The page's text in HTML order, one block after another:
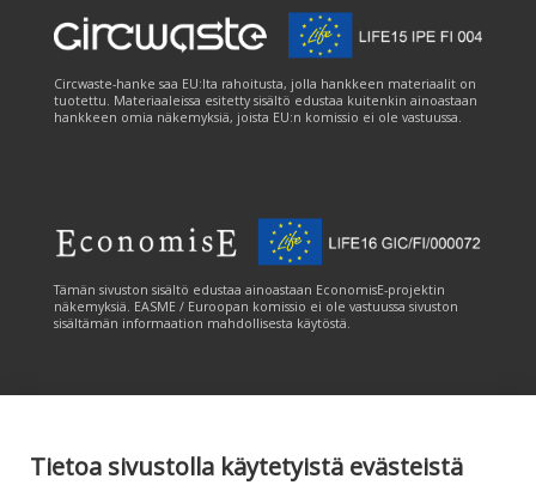
Tietoa sivustolla käytetyistä evästeistä
Circwaste-hanke saa EU:lta rahoitusta, jolla hankkeen materiaalit on
tuotettu. Materiaaleissa esitetty sisältö edustaa kuitenkin ainoastaan
hankkeen omia näkemyksiä, joista EU:n komissio ei ole vastuussa.
Tämän sivuston sisältö edustaa ainoastaan EconomisE-projektin
näkemyksiä. EASME / Euroopan komissio ei ole vastuussa sivuston
sisältämän informaation mahdollisesta käytöstä.